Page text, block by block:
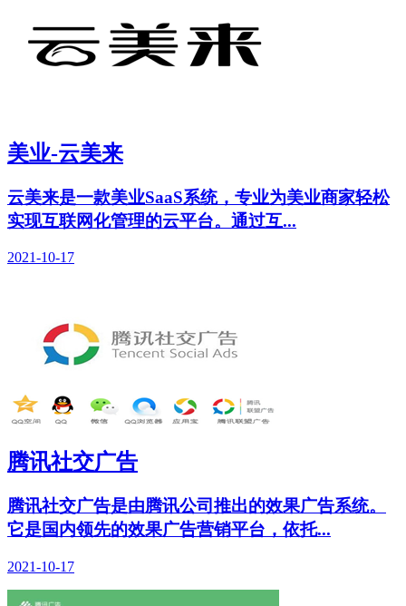
美业-云美来
云美来是一款美业SaaS系统，专业为美业商家轻松
实现互联网化管理的云平台。通过互...
2021-10-17
腾讯社交广告
腾讯社交广告是由腾讯公司推出的效果广告系统。
它是国内领先的效果广告营销平台，依托...
2021-10-17